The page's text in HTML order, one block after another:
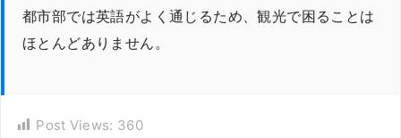
都市部では英語がよく通じるため、観光で困ることは
ほとんどありません。
Post Views: 360